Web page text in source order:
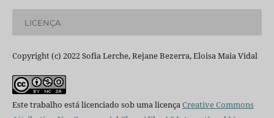
LICENÇA
Copyright (c) 2022 Sofia Lerche, Rejane Bezerra, Eloisa Maia Vidal
Este trabalho está licenciado sob uma licença Creative Commons